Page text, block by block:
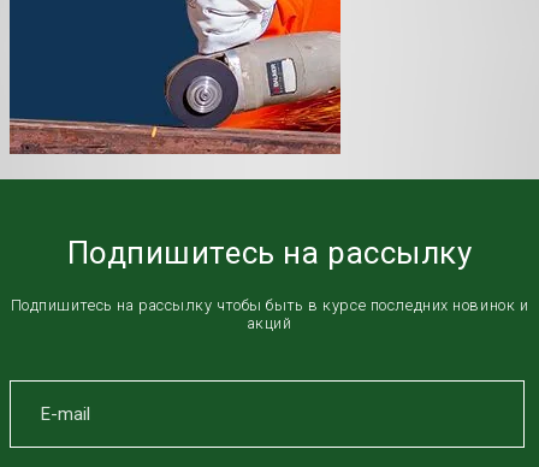
Подпишитесь на рассылку
Подпишитесь на рассылку чтобы быть в курсе последних новинок и
акций